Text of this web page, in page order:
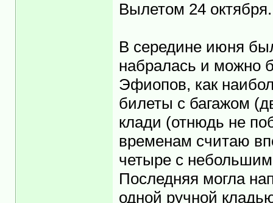
Вылетом 24 октября.
В середине июня
набралась и можно
Эфиопов, как
билеты с багажом
клади (отнюдь не
временам считаю
четыре с
Последняя могла
одной ручной